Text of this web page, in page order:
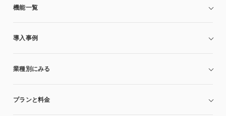
機能一覧
導入事例
業種別にみる
プランと料金